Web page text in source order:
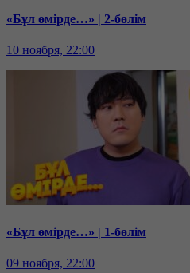
«Бұл өмірде…» | 2-бөлім
10 ноября, 22:00
«Бұл өмірде…» | 1-бөлім
09 ноября, 22:00